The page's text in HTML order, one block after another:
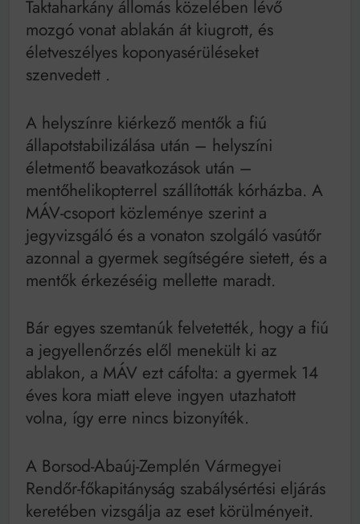
Mindenki a világot akarja uralni – de nem csak a 80-
as években
Bitumenes lapostetők: a bevált technológia akkor
működik, ha jól van felújítva
Taktaharkány állomás közelében lévő
mozgó vonat ablakán át kiugrott, és
életveszélyes koponyasérüléseket
szenvedett .
A helyszínre kiérkező mentők a fiú
állapotstabilizálása után – helyszíni
életmentő beavatkozások után –
mentőhelikopterrel szállították kórházba. A
MÁV-csoport közleménye szerint a
jegyvizsgáló és a vonaton szolgáló vasútőr
azonnal a gyermek segítségére sietett, és a
mentők érkezéséig mellette maradt.
Bár egyes szemtanúk felvetették, hogy a fiú
a jegyellenőrzés elől menekült ki az
ablakon, a MÁV ezt cáfolta: a gyermek 14
éves kora miatt eleve ingyen utazhatott
volna, így erre nincs bizonyíték.
A Borsod-Abaúj-Zemplén Vármegyei
Rendőr-főkapitányság szabálysértési eljárás
keretében vizsgálja az eset körülményeit.